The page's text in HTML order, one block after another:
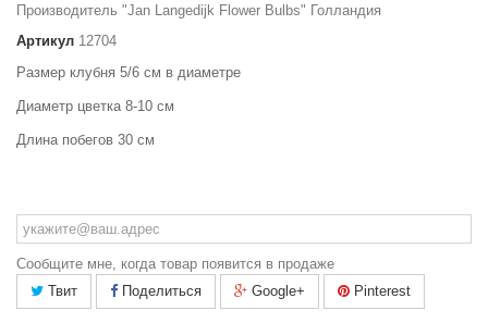
Производитель "Jan Langedijk Flower Bulbs" Голландия
Артикул 12704
Размер клубня 5/6 см в диаметре
Диаметр цветка 8-10 см
Длина побегов 30 см
Сообщите мне, когда товар появится в продаже
Твит
Поделиться Google+ Pinterest